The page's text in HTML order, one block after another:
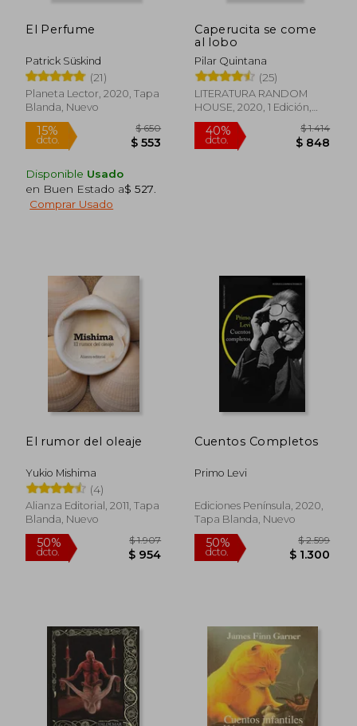
45%
dcto.
45%
dcto.
dcto.
40%
dcto.
El Perfume
Patrick Süskind
(21)
Planeta Lector, 2020, Tapa
Blanda, Nuevo
Disponible Usado
en Buen Estado a$ 527
Comprar Usado
Caperucita se come
al lobo
Pilar Quintana
(25)
LITERATURA RANDOM
HOUSE, 2020, 1 Edición,
Tapa Blanda, Nuevo
El rumor del oleaje
Yukio Mishima
(4)
Alianza Editorial, 2011, Tapa
Blanda, Nuevo
Cuentos Completos
Primo Levi
Ediciones Península, 2020,
Tapa Blanda, Nuevo